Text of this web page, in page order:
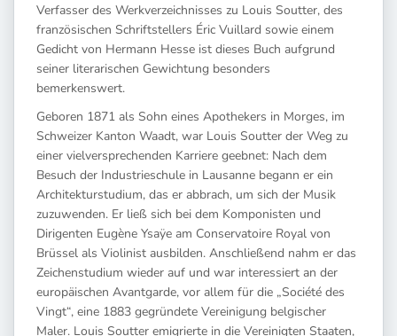
Verfasser des Werkverzeichnisses zu Louis Soutter, des
französischen Schriftstellers Éric Vuillard sowie einem
Gedicht von Hermann Hesse ist dieses Buch aufgrund
seiner literarischen Gewichtung besonders
bemerkenswert.
Geboren 1871 als Sohn eines Apothekers in Morges, im
Schweizer Kanton Waadt, war Louis Soutter der Weg zu
einer vielversprechenden Karriere geebnet: Nach dem
Besuch der Industrieschule in Lausanne begann er ein
Architekturstudium, das er abbrach, um sich der Musik
zuzuwenden. Er ließ sich bei dem Komponisten und
Dirigenten Eugène Ysaÿe am Conservatoire Royal von
Brüssel als Violinist ausbilden. Anschließend nahm er das
Zeichenstudium wieder auf und war interessiert an der
europäischen Avantgarde, vor allem für die „Société des
Vingt“, eine 1883 gegründete Vereinigung belgischer
Maler. Louis Soutter emigrierte in die Vereinigten Staaten,